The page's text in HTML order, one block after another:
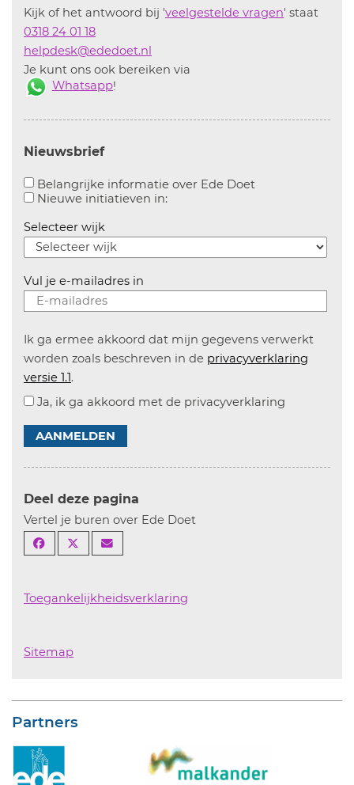
Kijk of het antwoord bij 'veelgestelde vragen' staat
0318 24 01 18
helpdesk@ededoet.nl
Je kunt ons ook bereiken via
Whatsapp!
Nieuwsbrief
Belangrijke informatie over Ede Doet
Nieuwe initiatieven in:Aanvinken om informatie over
Selecteer wijk
Vul je e-mailadres in
Ik ga ermee akkoord dat mijn gegevens verwerkt
worden zoals beschreven in de privacyverklaring
versie 1.1.
Ja, ik ga akkoord met de privacyverklaring
AANMELDEN
Deel deze pagina
Vertel je buren over Ede Doet
Toegankelijkheidsverklaring
Sitemap
Partners